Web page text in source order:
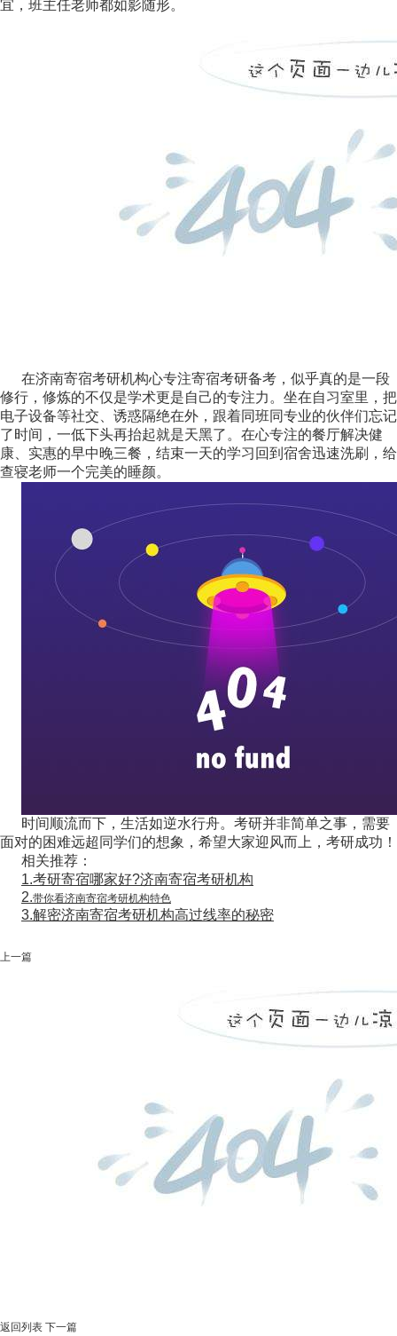
宜，班主任老师都如影随形。
在济南寄宿考研机构心专注寄宿考研备考，似乎真的是一段
修行，修炼的不仅是学术更是自己的专注力。坐在自习室里，把
电子设备等社交、诱惑隔绝在外，跟着同班同专业的伙伴们忘记
了时间，一低下头再抬起就是天黑了。在心专注的餐厅解决健
康、实惠的早中晚三餐，结束一天的学习回到宿舍迅速洗刷，给
查寝老师一个完美的睡颜。
时间顺流而下，生活如逆水行舟。考研并非简单之事，需要
面对的困难远超同学们的想象，希望大家迎风而上，考研成功！
相关推荐：
1.考研寄宿哪家好?济南寄宿考研机构
2.带你看济南寄宿考研机构特色
3.解密济南寄宿考研机构高过线率的秘密
上一篇
返回列表 下一篇